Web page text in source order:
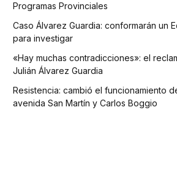
Programas Provinciales
Caso Álvarez Guardia: conformarán un
para investigar
«Hay muchas contradicciones»: el
Julián Álvarez Guardia
Resistencia: cambió el funcionamiento
avenida San Martín y Carlos Boggio